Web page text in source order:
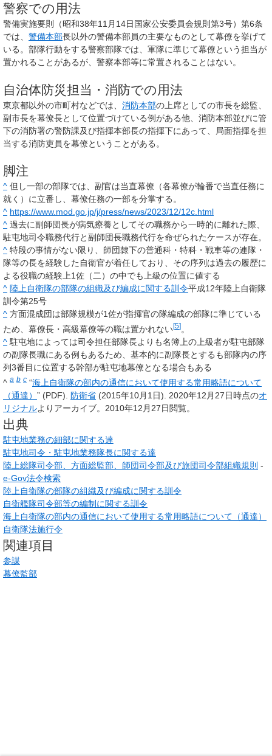
警察での用法
警備実施要則（昭和38年11月14日国家公安委員会規則第3号）第6条
では、 警備本部長以外の警備本部員の主要なものとして幕僚を挙げて
いる。部隊行動をする警察部隊では、軍隊に準じて幕僚という担当が
置かれることがあるが、警察本部等に常置されることはない。
自治体防災担当・消防での用法
東京都以外の市町村などでは、 消防本部の上席としての市長を総監、
副市長を幕僚長として位置づけている例がある他、消防本部並びに管
下の消防署の警防課及び指揮本部長の指揮下にあって、局面指揮を担
当する消防吏員を幕僚ということがある。
脚注
^ 但し一部の部隊では、副官は当直幕僚（各幕僚が輪番で当直任務に
就く）に立番し、幕僚任務の一部を分掌する。
^ https://www.mod.go.jp/j/press/news/2023/12/12c.html
^ 過去に副師団長が病気療養としてその職務から一時的に離れた際、
駐屯地司令職務代行と副師団長職務代行を命ぜられたケースが存在。
^ 特段の事情がない限り、師団隷下の普通科・特科・戦車等の連隊・
隊等の長を経験した自衛官が着任しており、その序列は過去の履歴に
よる役職の経験上1佐（二）の中でも上級の位置に値する
^ 陸上自衛隊の部隊の組織及び編成に関する訓令平成12年陸上自衛隊
訓令第25号
^ 方面混成団は部隊規模が1佐が指揮官の隊編成の部隊に準じている
ため、幕僚長・高級幕僚等の職は置かれない[5] 。
^ 駐屯地によっては司令担任部隊長よりも名簿上の上級者が駐屯部隊
の副隊長職にある例もあるため、基本的に副隊長とするも部隊内の序
列3番目に位置する幹部が駐屯地幕僚となる場合もある
^ a b c “海上自衛隊の部内の通信において使用する常用略語について
（通達） ” (PDF). 防衛省 (2015年10月1日). 2020年12月27日時点のオ
リジナルよりアーカイブ。2010年12月27日閲覧。
出典
駐屯地業務の細部に関する達
駐屯地司令・駐屯地業務隊長に関する達
陸上総隊司令部、方面総監部、師団司令部及び旅団司令部組織規則 -
e-Gov法令検索
陸上自衛隊の部隊の組織及び編成に関する訓令
自衛艦隊司令部等の編制に関する訓令
海上自衛隊の部内の通信において使用する常用略語について（通達）
自衛隊法施行令
関連項目
参謀
幕僚監部